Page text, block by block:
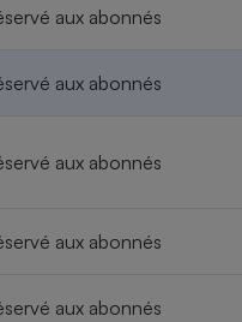
aux abonnés
aux abonnés
aux abonnés
aux abonnés
aux abonnés